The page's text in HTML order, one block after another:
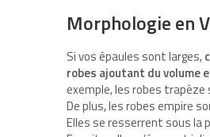
Morphologie en
Si vos épaules sont larges,
robes ajoutant du volume
exemple, les robes trapèze
De plus, les robes empire
Elles se resserrent sous la